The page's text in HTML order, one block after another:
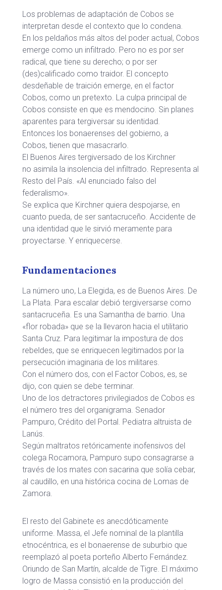
Los problemas de adaptación de Cobos se
interpretan desde el contexto que lo condena.
En los peldaños más altos del poder actual, Cobos
emerge como un infiltrado. Pero no es por ser
radical, que tiene su derecho; o por ser
(des)calificado como traidor. El concepto
desdeñable de traición emerge, en el factor
Cobos, como un pretexto. La culpa principal de
Cobos consiste en que es mendocino. Sin planes
aparentes para tergiversar su identidad.
Entonces los bonaerenses del gobierno, a
Cobos, tienen que masacrarlo.
El Buenos Aires tergiversado de los Kirchner
no asimila la insolencia del infiltrado. Representa al
Resto del País. «Al enunciado falso del
federalismo».
Se explica que Kirchner quiera despojarse, en
cuanto pueda, de ser santacruceño. Accidente de
una identidad que le sirvió meramente para
proyectarse. Y enriquecerse.
Fundamentaciones
La número uno, La Elegida, es de Buenos Aires. De
La Plata. Para escalar debió tergiversarse como
santacruceña. Es una Samantha de barrio. Una
«flor robada» que se la llevaron hacia el utilitario
Santa Cruz. Para legitimar la impostura de dos
rebeldes, que se enriquecen legitimados por la
persecución imaginaria de los militares.
Con el número dos, con el Factor Cobos, es, se
dijo, con quien se debe terminar.
Uno de los detractores privilegiados de Cobos es
el número tres del organigrama. Senador
Pampuro, Crédito del Portal. Pediatra altruista de
Lanús.
Según maltratos retóricamente inofensivos del
colega Rocamora, Pampuro supo consagrarse a
través de los mates con sacarina que solía cebar,
al caudillo, en una histórica cocina de Lomas de
Zamora.
El resto del Gabinete es anecdóticamente
uniforme. Massa, el Jefe nominal de la plantilla
etnocéntrica, es el bonaerense de suburbio que
reemplazó al poeta porteño Alberto Fernández.
Oriundo de San Martín, alcalde de Tigre. El máximo
logro de Massa consistió en la producción del